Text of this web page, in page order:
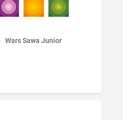
Wars Sawa Junior